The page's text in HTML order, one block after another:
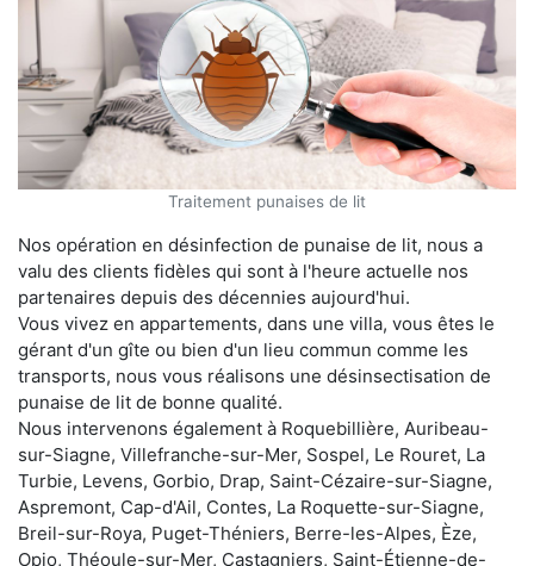
Traitement punaises de lit
Nos opération en désinfection de punaise de lit, nous a
valu des clients fidèles qui sont à l'heure actuelle nos
partenaires depuis des décennies aujourd'hui.
Vous vivez en appartements, dans une villa, vous êtes le
gérant d'un gîte ou bien d'un lieu commun comme les
transports, nous vous réalisons une désinsectisation de
punaise de lit de bonne qualité.
Nous intervenons également à Roquebillière, Auribeau-
sur-Siagne, Villefranche-sur-Mer, Sospel, Le Rouret, La
Turbie, Levens, Gorbio, Drap, Saint-Cézaire-sur-Siagne,
Aspremont, Cap-d'Ail, Contes, La Roquette-sur-Siagne,
Breil-sur-Roya, Puget-Théniers, Berre-les-Alpes, Èze,
Opio, Théoule-sur-Mer, Castagniers, Saint-Étienne-de-